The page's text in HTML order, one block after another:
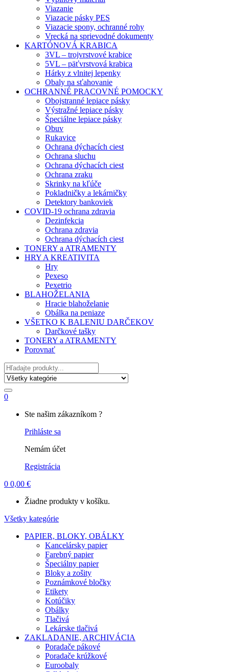
Viazanie
Viazacie pásky PES
Viazacie spony, ochranné rohy
Vrecká na sprievodné dokumenty
KARTÓNOVÁ KRABICA
3VL – trojvrstvové krabice
5VL – päťvrstvová krabica
Hárky z vlnitej lepenky
Obaly na sťahovanie
OCHRANNÉ PRACOVNÉ POMOCKY
Obojstranné lepiace pásky
Výstražné lepiace pásky
Špeciálne lepiace pásky
Obuv
Rukavice
Ochrana dýchacích ciest
Ochrana sluchu
Ochrana dýchacích ciest
Ochrana zraku
Skrinky na kľúče
Pokladničky a lekárničky
Detektory bankoviek
COVID-19 ochrana zdravia
Dezinfekcia
Ochrana zdravia
Ochrana dýchacích ciest
TONERY a ATRAMENTY
HRY A KREATIVITA
Hry
Pexeso
Pexetrio
BLAHOŽELANIA
Hracie blahoželanie
Obálka na peniaze
VŠETKO K BALENIU DARČEKOV
Darčkové tašky
TONERY a ATRAMENTY
Porovnať
Hľadať
0
Ste našim zákazníkom ?
Prihláste sa
Nemám účet
Registrácia
0 0,00 €
Žiadne produkty v košíku.
Všetky kategórie
PAPIER, BLOKY, OBÁLKY
Kancelársky papier
Farebný papier
Špeciálny papier
Bloky a zošity
Poznámkové bločky
Etikety
Kotúčiky
Obálky
Tlačivá
Lekárske tlačivá
ZAKLADANIE, ARCHIVÁCIA
Poradače pákové
Poradače krúžkové
Euroobaly